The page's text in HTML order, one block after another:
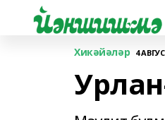
Хикәйәләр 4